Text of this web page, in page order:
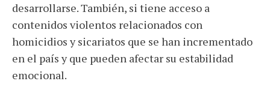
desarrollarse. También, si tiene acceso a
contenidos violentos relacionados con
homicidios y sicariatos que se han incrementado
en el país y que pueden afectar su estabilidad
emocional.